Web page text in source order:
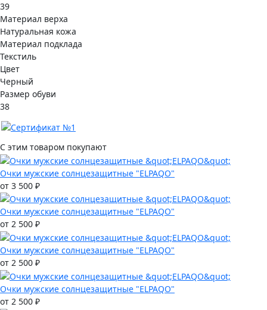
39
Материал верха
Натуральная кожа
Материал подклада
Текстиль
Цвет
Черный
Размер обуви
38
С этим товаром покупают
Очки мужские солнцезащитные "ELPAQO"
от 3 500 ₽
Очки мужские солнцезащитные "ELPAQO"
от 2 500 ₽
Очки мужские солнцезащитные "ELPAQO"
от 2 500 ₽
Очки мужские солнцезащитные "ELPAQO"
от 2 500 ₽